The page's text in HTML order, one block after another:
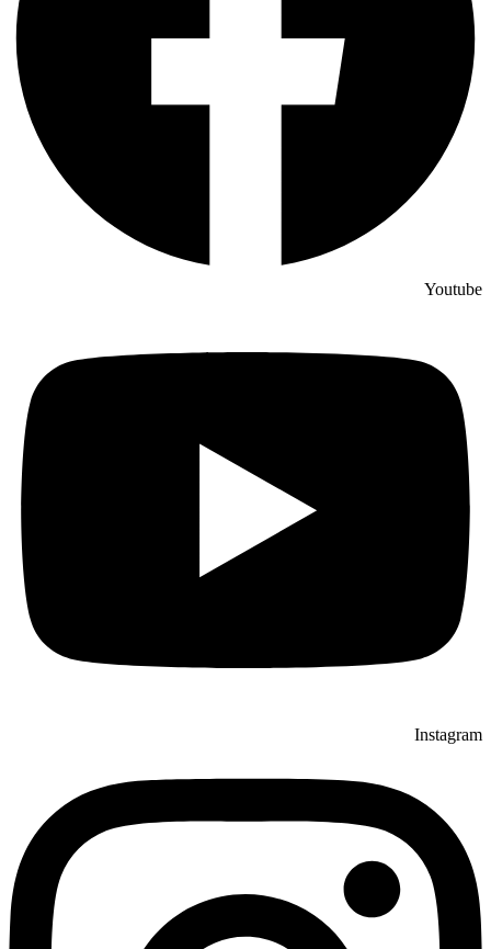
Youtube
Instagram